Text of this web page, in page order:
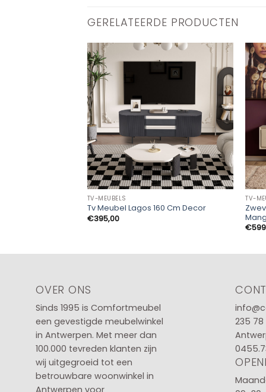
GERELATEERDE PRODUCTEN
TV-MEUBELS
Tv Meubel Lagos 160 Cm Decor
€395,00
TV-
€
OVER ONS
Sinds 1995 is Comfortmeubel
een gevestigde meubelwinkel
in Antwerpen. Met meer dan
100.000 tevreden klanten zijn
wij uitgegroeid tot een
betrouwbare woonwinkel in
Antwerpen voor
235